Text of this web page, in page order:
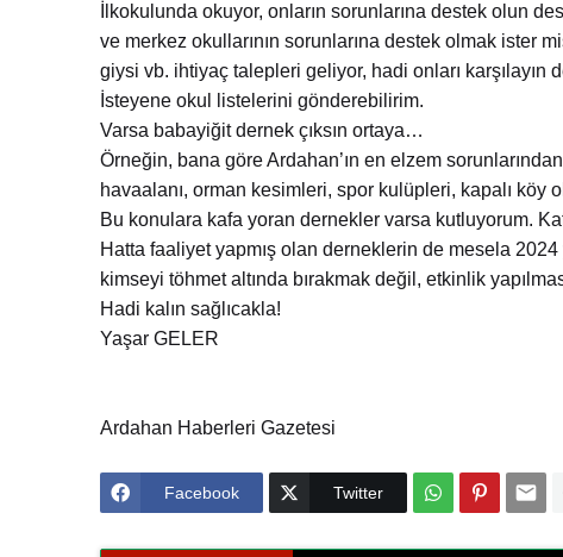
İlkokulunda okuyor, onların sorunlarına destek olun
ve merkez okullarının sorunlarına destek olmak ister
giysi vb. ihtiyaç talepleri geliyor, hadi onları karşılayın
İsteyene okul listelerini gönderebilirim.
Varsa babayiğit dernek çıksın ortaya…
Örneğin, bana göre Ardahan’ın en elzem
havaalanı, orman kesimleri, spor kulüpleri, kapalı köy
Bu konulara kafa yoran dernekler varsa kutluyorum.
Hatta faaliyet yapmış olan derneklerin de mesela 2024
kimseyi töhmet altında bırakmak değil, etkinlik
Hadi kalın sağlıcakla!
Yaşar GELER
Ardahan Haberleri Gazetesi
Facebook Twitter